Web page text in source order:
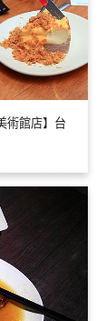
術館店】台